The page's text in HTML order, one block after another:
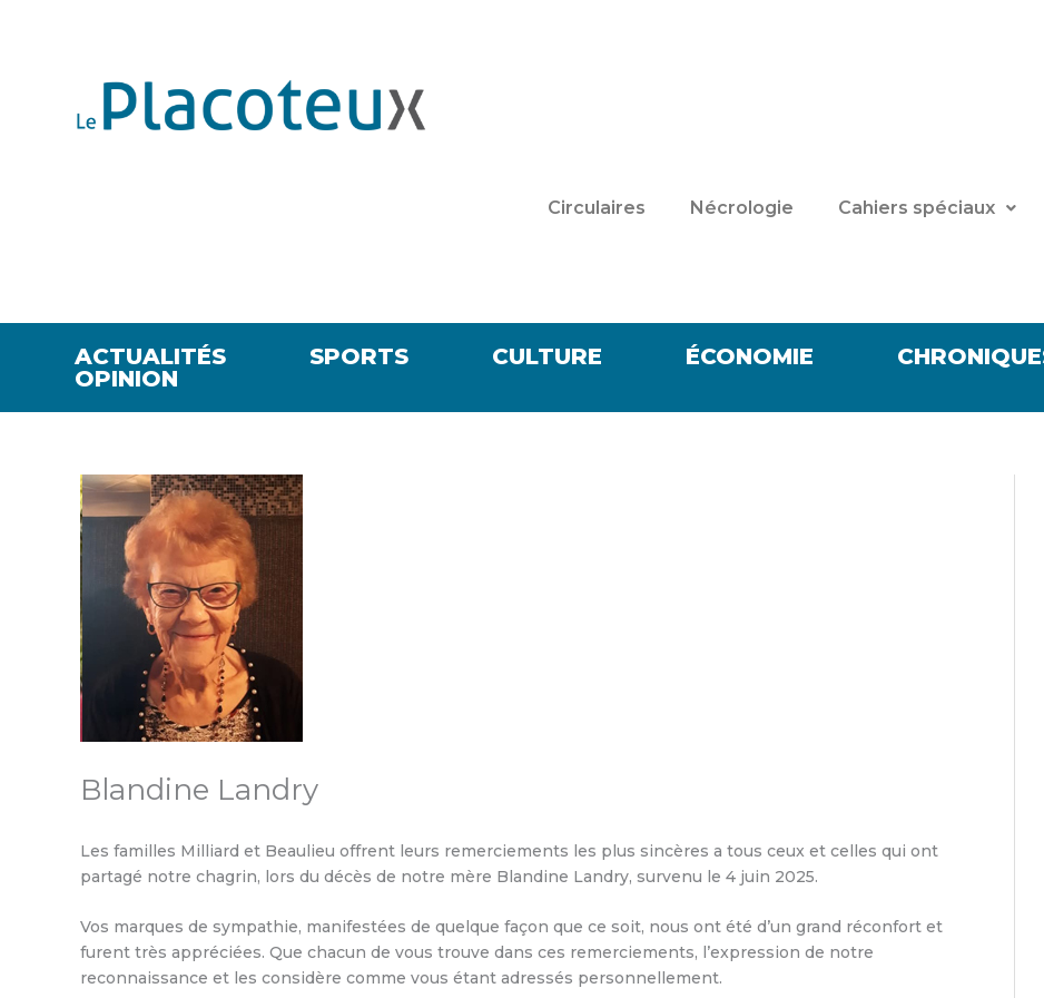
Circulaires Nécrologie Cahiers spéciaux
ACTUALITÉS SPORTS CULTURE ÉCONOMIE
OPINION
Blandine Landry
Les familles Milliard et Beaulieu offrent leurs remerciements les plus sincères a tous ceux et celles qui ont
partagé notre chagrin, lors du décès de notre mère Blandine Landry, survenu le 4 juin 2025.
Vos marques de sympathie, manifestées de quelque façon que ce soit, nous ont été d’un grand réconfort et
furent très appréciées. Que chacun de vous trouve dans ces remerciements, l’expression de notre
reconnaissance et les considère comme vous étant adressés personnellement.